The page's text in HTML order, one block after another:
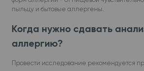
пыльцу и бытовые аллергены.
Когда нужно сдавать
аллергию?
Провести исследование рекомендуется